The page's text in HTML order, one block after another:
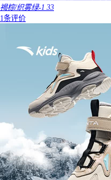
褐棕/织雾绿-1 33
1条评价